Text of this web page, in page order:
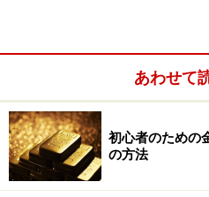
あわせて
初心者のための
の方法